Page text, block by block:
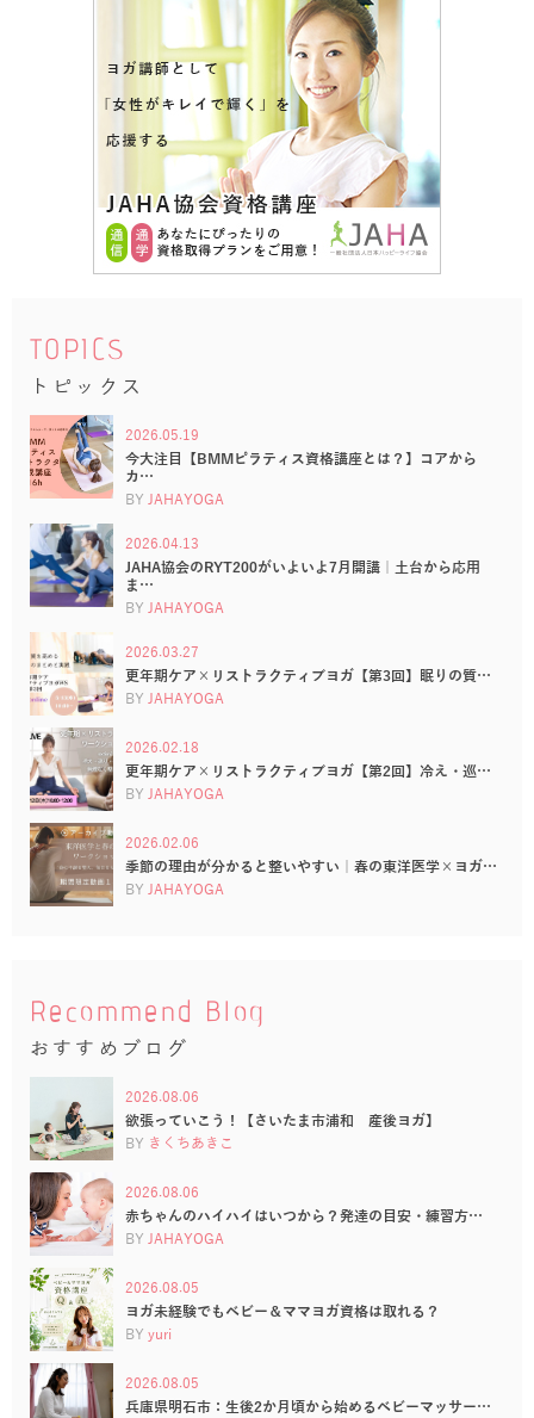
TOPICS
トピックス
2026.05.19
今大注目【BMMピラティス資格講座とは？】コアから
カ…
BY JAHAYOGA
2026.04.13
JAHA協会のRYT200がいよいよ7月開講｜土台から応用
ま…
BY JAHAYOGA
2026.03.27
更年期ケア×リストラクティブヨガ【第3回】眠りの質…
BY JAHAYOGA
2026.02.18
更年期ケア×リストラクティブヨガ【第2回】冷え・巡…
BY JAHAYOGA
2026.02.06
季節の理由が分かると整いやすい｜春の東洋医学×ヨガ…
BY JAHAYOGA
Recommend Blog
おすすめブログ
2026.08.06
欲張っていこう！【さいたま市浦和 産後ヨガ】
BY きくちあきこ
2026.08.06
赤ちゃんのハイハイはいつから？発達の目安・練習方…
BY JAHAYOGA
2026.08.05
ヨガ未経験でもベビー＆ママヨガ資格は取れる？
BY yuri
2026.08.05
兵庫県明石市：生後2か月頃から始めるベビーマッサー…